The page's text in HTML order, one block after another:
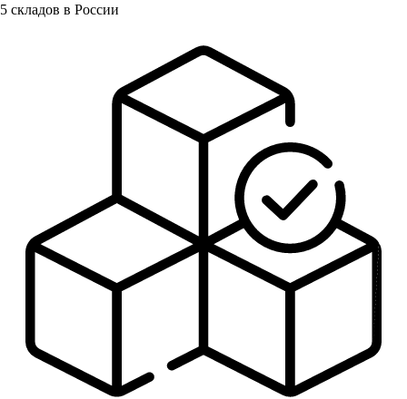
5 складов в России